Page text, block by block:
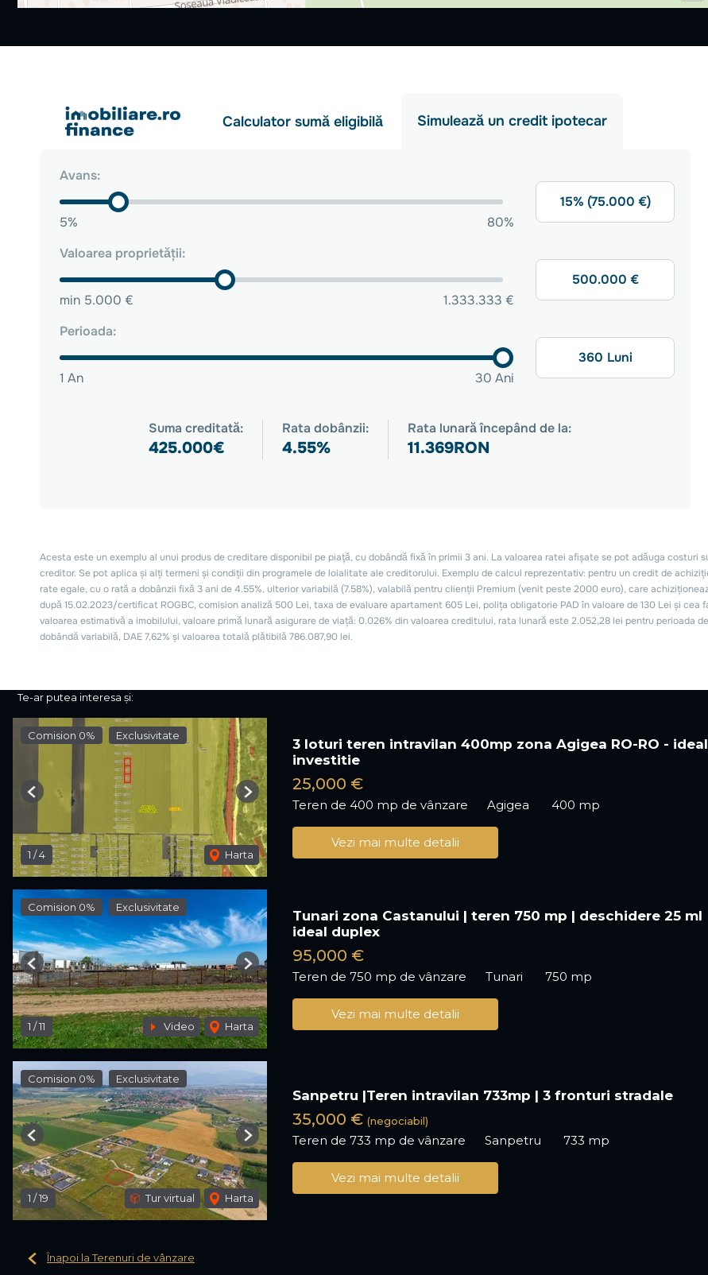
Te-ar putea interesa și:
Comision 0% Exclusivitate
1 /4 Harta
Previous Next
3 loturi teren intravilan 400mp zona Agigea RO-RO - ideal
investitie
25,000 €
Teren de 400 mp de vânzare Agigea 400 mp
Vezi mai multe detalii
Comision 0% Exclusivitate
1 /11 Video Harta
Previous Next
Tunari zona Castanului | teren 750 mp | deschidere 25 ml
ideal duplex
95,000 €
Teren de 750 mp de vânzare Tunari 750 mp
Vezi mai multe detalii
Comision 0% Exclusivitate
1 /19 Tur virtual Harta
Previous Next
Sanpetru |Teren intravilan 733mp | 3 fronturi stradale
35,000 € (negociabil)
Teren de 733 mp de vânzare Sanpetru 733 mp
Vezi mai multe detalii
Înapoi la Terenuri de vânzare